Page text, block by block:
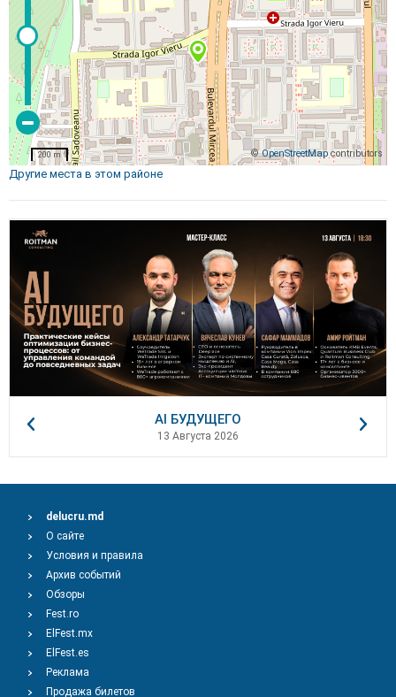
© OpenStreetMap contributors
200 m
Другие места в этом районе
AI БУДУЩЕГО
13 Августа 2026
delucru.md
О сайте
Условия и правила
Архив событий
Обзоры
Fest.ro
ElFest.mx
ElFest.es
Реклама
Продажа билетов